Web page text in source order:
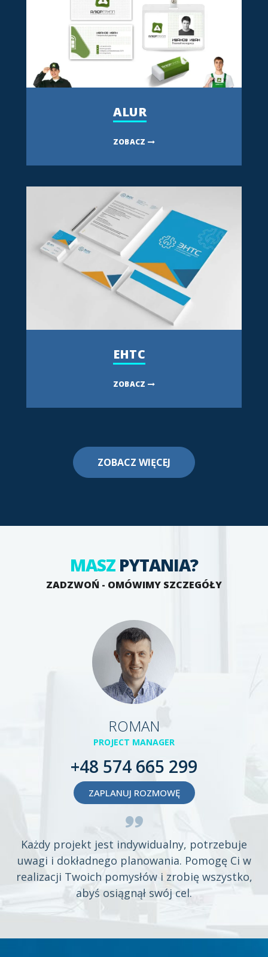
ALUR
ZOBACZ
EHTC
ZOBACZ
ZOBACZ WIĘCEJ
MASZ PYTANIA?
ZADZWOŃ - OMÓWIMY SZCZEGÓŁY
ROMAN
PROJECT MANAGER
+48 574 665 299
ZAPLANUJ ROZMOWĘ
Każdy projekt jest indywidualny, potrzebuje
uwagi i dokładnego planowania. Pomogę Ci w
realizacji Twoich pomysłów i zrobię wszystko,
abyś osiągnął swój cel.